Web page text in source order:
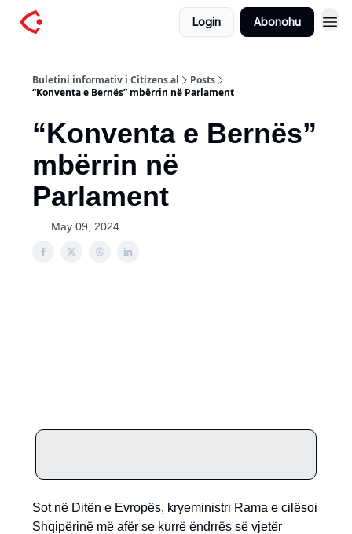
Login Abonohu
Buletini informativ i Citizens.al
Posts
“Konventa e Bernës” mbërrin në Parlament
“Konventa e Bernës”
mbërrin në
Parlament
May 09, 2024
Sot në Ditën e Evropës, kryeministri Rama e cilësoi
Shqipërinë më afër se kurrë ëndrrës së vjetër